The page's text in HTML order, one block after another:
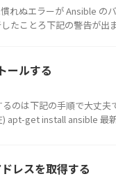
れぬエラーが Ansible の
たことろ下記の警告が出
ールする
のは下記の手順で大丈夫
apt-get install ansible 最
レスを取得する